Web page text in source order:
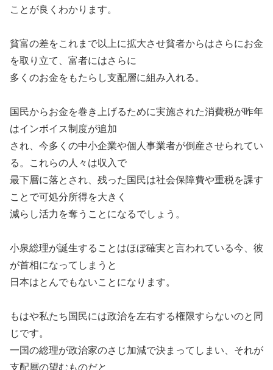
ことが良くわかります。
貧富の差をこれまで以上に拡大させ貧者からはさらにお金
を取り立て、富者にはさらに
多くのお金をもたらし支配層に組み入れる。
国民からお金を巻き上げるために実施された消費税が昨年
はインボイス制度が追加
され、今多くの中小企業や個人事業者が倒産させられてい
る。これらの人々は収入で
最下層に落とされ、残った国民は社会保障費や重税を課す
ことで可処分所得を大きく
減らし活力を奪うことになるでしょう。
小泉総理が誕生することはほぼ確実と言われている今、彼
が首相になってしまうと
日本はとんでもないことになります。
もはや私たち国民には政治を左右する権限すらないのと同
じです。
一国の総理が政治家のさじ加減で決まってしまい、それが
支配層の望むものだと